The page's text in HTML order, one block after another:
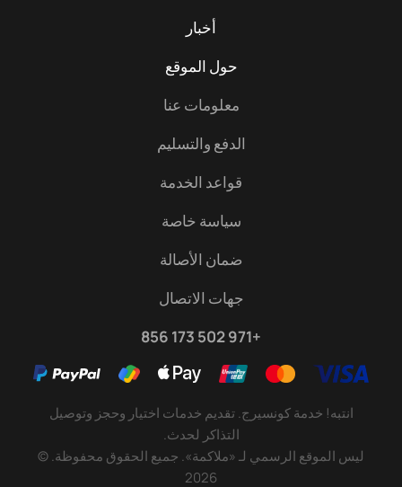
أخبار
حول الموقع
معلومات عنا
الدفع والتسليم
قواعد الخدمة
سياسة خاصة
ضمان الأصالة
جهات الاتصال
+971 502 173 856
انتبه! خدمة كونسيرج. تقديم خدمات اختيار وحجز وتوصيل
ليس الموقع الرسمي لـ «ملاكمة». جميع الحقوق محفوظة.©
2026